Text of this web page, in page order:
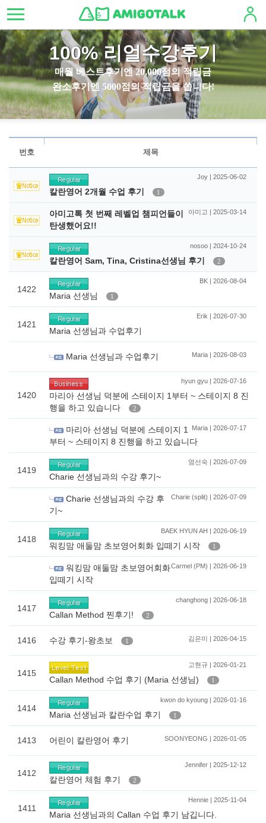
100% 리얼수강후기
매월 베스트후기엔 20,000점의 적립금
완소후기엔 5000점의 적립금을 쏩니다!
번호 제목
Joy | 2025-06-02
칼란영어 2개월 수업 후기 1
아미고 | 2025-03-14
아미고톡 첫 번째 레벨업 챔피언들이
탄생했어요!!
nosoo | 2024-10-24
칼란영어 Sam, Tina, Cristina선생님 후기 2
1422
BK | 2026-08-04
Maria 선생님 1
1421
Erik | 2026-07-30
Maria 선생님과 수업후기
Maria | 2026-08-03
Maria 선생님과 수업후기
1420
hyun gyu | 2026-07-16
마리아 선생님 덕분에 스테이지 1부터 ~ 스테이지 8 진
행을 하고 있습니다
2
Maria | 2026-07-17
마리아 선생님 덕분에 스테이지 1
부터 ~ 스테이지 8 진행을 하고 있습니다
1419
염선숙 | 2026-07-09
Charie 선생님과의 수강 후기~
Charie (split) | 2026-07-09
Charie 선생님과의 수강 후
기~
1418
BAEK HYUN AH | 2026-06-19
워킹맘 애둘맘 초보영어회화 입떼기 시작 1
Carmel (PM) | 2026-06-19
워킹맘 애둘맘 초보영어회화
입떼기 시작
1417
changhong | 2026-06-18
Callan Method 찐후기! 2
1416 김은미 | 2026-04-15
수강 후기-왕초보 1
1415
고현규 | 2026-01-21
Callan Method 수업 후기 (Maria 선생님) 1
1414
kwon do kyoung | 2026-01-16
Maria 선생님과 칼란수업 후기 1
1413 SOONYEONG | 2026-01-05
어린이 칼란영어 후기
1412
Jennifer | 2025-12-12
칼란영어 체험 후기 2
1411
Hennie | 2025-11-04
Maria 선생님과의 Callan 수업 후기 남깁니다.